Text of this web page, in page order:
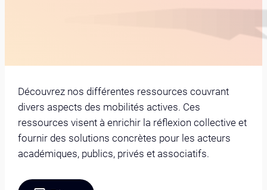
Découvrez nos différentes ressources couvrant
divers aspects des mobilités actives. Ces
ressources visent à enrichir la réflexion collective et
fournir des solutions concrètes pour les acteurs
académiques, publics, privés et associatifs.